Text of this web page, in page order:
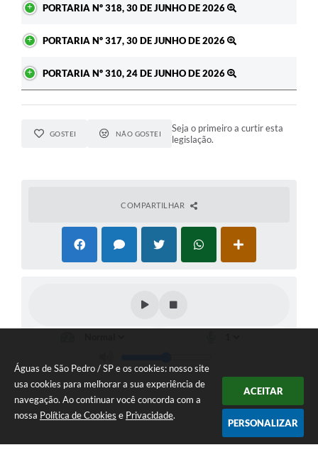
Águas de São Pedro / SP e os cookies: nosso site
usa cookies para melhorar a sua experiência de
navegação. Ao continuar você concorda com a
nossa Política de Cookies e Privacidade.
ACEITAR
PERSONALIZAR
PORTARIA Nº 318, 30 DE JUNHO DE 2026
PORTARIA Nº 317, 30 DE JUNHO DE 2026
PORTARIA Nº 310, 24 DE JUNHO DE 2026
GOSTEI NÃO GOSTEI
Seja o primeiro a curtir esta
legislação.
COMPARTILHAR